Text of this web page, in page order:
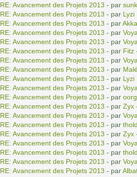
RE: Avancement des Projets 2013 - par
RE: Avancement des Projets 2013 - par Lyzi
RE: Avancement des Projets 2013 - parAkka
RE: Avancement des Projets 2013 - par
RE: Avancement des Projets 2013 - par
RE: Avancement des Projets 2013 - par Fitz
RE: Avancement des Projets 2013 - par
RE: Avancement des Projets 2013 - par
RE: Avancement des Projets 2013 - par Lyzi
RE: Avancement des Projets 2013 - par
RE: Avancement des Projets 2013 - par
RE: Avancement des Projets 2013 - par Zyx
RE: Avancement des Projets 2013 - par
RE: Avancement des Projets 2013 - par
RE: Avancement des Projets 2013 - par Zyx
RE: Avancement des Projets 2013 - par
RE: Avancement des Projets 2013 - par
RE: Avancement des Projets 2013 - par
RE: Avancement des Projets 2013 - par